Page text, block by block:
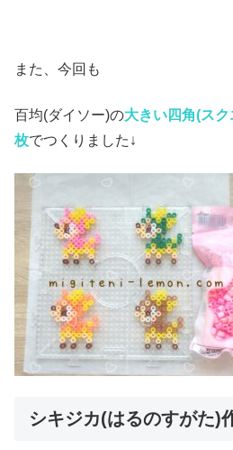
また、今回も
百均(ダイソー)の大きい四角(スク
枚でつくりました↓
シキジカ(はるのすがた)